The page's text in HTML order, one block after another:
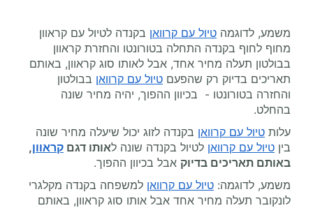
משמע, לדוגמה טיול עם קרוואן בקנדה לטיול עם קראוון
מחוף לחוף בקנדה התחלה בטורונטו והחזרת קראוון
בבולטון תעלה מחיר אחד, אבל לאותו סוג קראוון, באותם
תאריכים בדיוק רק שהפעם טיול עם קרוואן בבולטון
והחזרה בטורונטו - בכיוון ההפוך, יהיה מחיר שונה
בהחלט.
עלות טיול עם קרוואן בקנדה לזוג יכול שיעלה מחיר שונה
בין טיול עם קרוואן לטיול בקנדה שונה לאותו דגם קראוון,
באותם תאריכים בדיוק אבל בכיוון ההפוך.
משמע, לדוגמה: טיול עם קרוואן למשפחה בקנדה מקלגרי
לונקובר תעלה מחיר אחד אבל אותו סוג קראוון, באותם